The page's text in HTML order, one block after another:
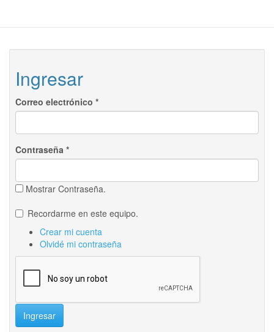
Ingresar
Correo electrónico *
Contraseña *
Mostrar Contraseña.
Recordarme en este equipo.
Crear mi cuenta
Olvidé mi contraseña
Ingresar